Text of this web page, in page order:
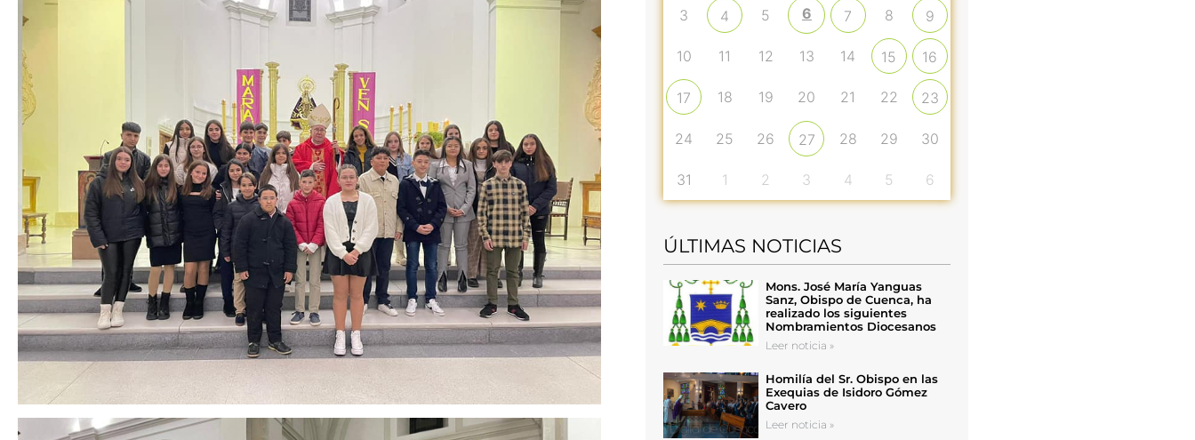
3 4 5 6 7 8 9
10 11 12 13 14 15 16
17 18 19 20 21 22 23
24 25 26 27 28 29 30
31 1 2 3 4 5 6
ÚLTIMAS NOTICIAS
Mons. José María Yanguas
Sanz, Obispo de Cuenca, ha
realizado los siguientes
Nombramientos Diocesanos
Leer noticia »
Homilía del Sr. Obispo en las
Exequias de Isidoro Gómez
Cavero
Leer noticia »